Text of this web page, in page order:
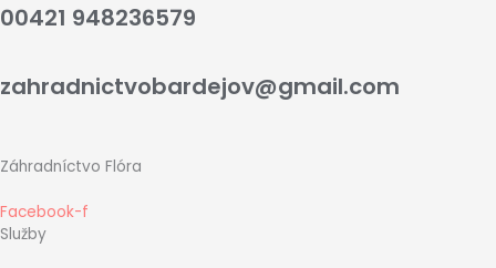
00421 948236579
zahradnictvobardejov@gmail.com
Záhradníctvo Flóra
Facebook-f
Služby